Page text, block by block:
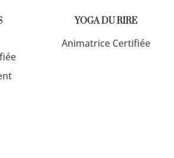
YOGA DU RIRE
Animatrice Certifiée